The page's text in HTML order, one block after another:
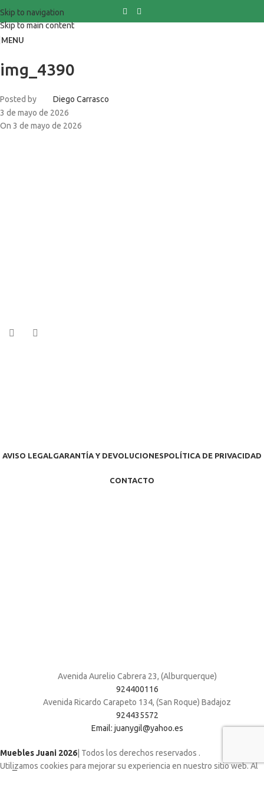
Skip to navigation
Skip to main content
MENU
img_4390
Posted by
Diego Carrasco
3 de mayo de 2026
On 3 de mayo de 2026
AVISO LEGALGARANTÍA Y DEVOLUCIONESPOLÍTICA DE PRIVACIDAD
CONTACTO
Avenida Aurelio Cabrera 23, (Alburquerque)
924400116
Avenida Ricardo Carapeto 134, (San Roque) Badajoz
924435572
Email: juanygil@yahoo.es
Muebles Juani 2026 | Todos los derechos reservados .
Utilizamos cookies para mejorar su experiencia en nuestro sitio web. Al